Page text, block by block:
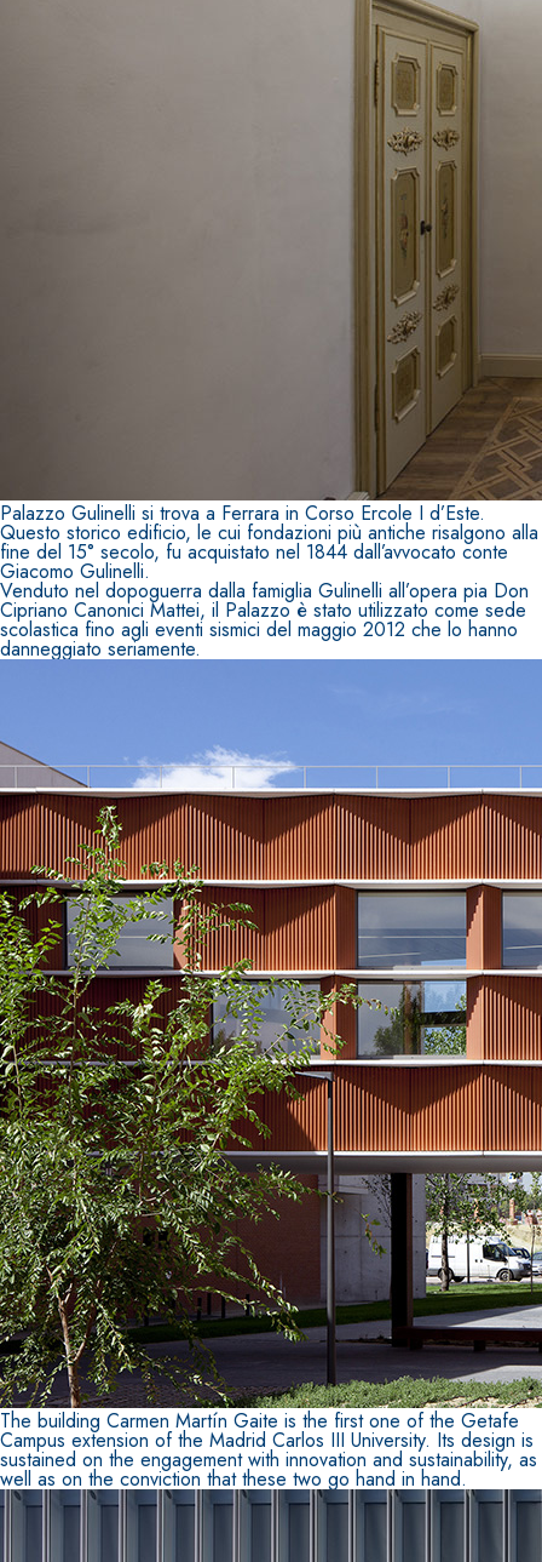
Palazzo Gulinelli si trova a Ferrara in Corso Ercole I d’Este.
Questo storico edificio, le cui fondazioni più antiche risalgono alla
fine del 15° secolo, fu acquistato nel 1844 dall’avvocato conte
Giacomo Gulinelli.
Venduto nel dopoguerra dalla famiglia Gulinelli all’opera pia Don
Cipriano Canonici Mattei, il Palazzo è stato utilizzato come sede
scolastica fino agli eventi sismici del maggio 2012 che lo hanno
danneggiato seriamente.
The building Carmen Martín Gaite is the first one of the Getafe
Campus extension of the Madrid Carlos III University. Its design is
sustained on the engagement with innovation and sustainability, as
well as on the conviction that these two go hand in hand.
Sistema POSA PAVIMENTI E RIVESTIMENTI
Guaina impermeabilizzante elastica
Sistema INTONACATURA E COSTRUZIONE
PRODOTTI A BASE CALCE AEREA
KB 13 EVOLUTION
Intonaco di fondo bianco fibrorinforzato a base
aerea, per interni ed esterni